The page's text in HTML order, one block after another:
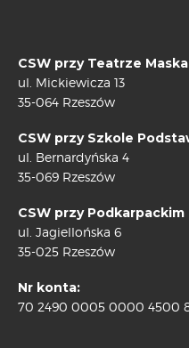
CSW przy Teatrze Maska
ul. Mickiewicza 13
35-064 Rzeszów
CSW przy Szkole
ul. Bernardyńska 4
35-069 Rzeszów
CSW przy
ul. Jagiellońska 6
35-025 Rzeszów
Nr konta:
70 2490 0005 0000 4500